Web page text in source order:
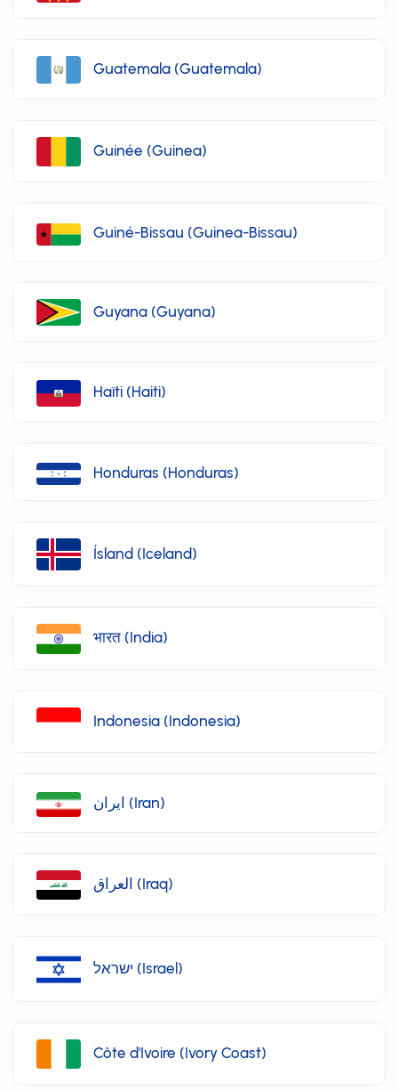
Guatemala (Guatemala)
Guinée (Guinea)
Guiné-Bissau (Guinea-Bissau)
Guyana (Guyana)
Haïti (Haiti)
Honduras (Honduras)
Ísland (Iceland)
भारत (India)
Indonesia (Indonesia)
ایران (Iran)
العراق (Iraq)
ישראל (Israel)
Côte d'Ivoire (Ivory Coast)